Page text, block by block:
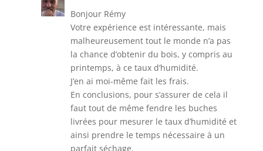
Bonjour Rémy
Votre expérience est intéressante, mais
malheureusement tout le monde n’a pas
la chance d’obtenir du bois, y compris au
printemps, à ce taux d’humidité.
J’en ai moi-même fait les frais.
En conclusions, pour s’assurer de cela il
faut tout de même fendre les buches
livrées pour mesurer le taux d’humidité et
ainsi prendre le temps nécessaire à un
parfait séchage.